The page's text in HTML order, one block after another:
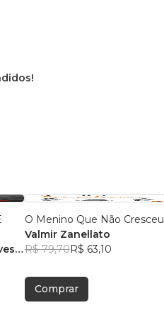
O Menino Que Não Cresceu
Valmir Zanellato
R$ 79,70R$ 63,10
Comprar